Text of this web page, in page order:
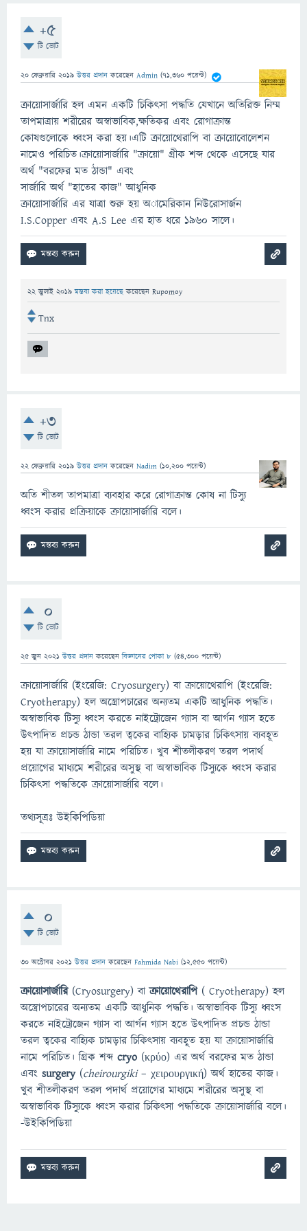
+5
টি ভোট
20 ফেব্রুয়ারি 2019 উত্তর প্রদান করেছেন Admin (71,360 পয়েন্ট)
ক্রায়োসার্জারি হল এমন একটি চিকিৎসা পদ্ধতি যেখানে অতিরিক্ত নিম্ম
তাপমাত্রায় শরীরের অস্বাভাবিক,ক্ষতিকর এবং রোগাক্রান্ত
কোষগুলোকে ধ্বংস করা হয়।এটি ক্রায়োথেরাপি বা ক্রায়োবোলেশন
নামেও পরিচিত।ক্রায়োসার্জারি "ক্রায়ো" গ্রীক শব্দ থেকে এসেছে যার
অর্থ "বরফের মত ঠান্ডা" এবং
সার্জারি অর্থ "হাতের কাজ" আধুনিক
ক্রায়োসার্জারি এর যাত্রা শুরু হয় অামেরিকান নিউরোসার্জন
I.S.Copper এবং A.S Lee এর হাত ধরে ১৯৬০ সালে।
22 জুলাই 2019 মন্তব্য করা হয়েছেকরেছেন Rupomoy
Tnx
+3
টি ভোট
22 ফেব্রুয়ারি 2019 উত্তর প্রদান করেছেন Nadim (10,200 পয়েন্ট)
অতি শীতল তাপমাত্রা ব্যবহার করে রোগাক্রান্ত কোষ না টিস্যু
ধ্বংস করার প্রক্রিয়াকে ক্রায়োসার্জারি বলে।
0
টি ভোট
25 জুন 2021 উত্তর প্রদান করেছেনবিজ্ঞানের পোকা ৮ (54,300 পয়েন্ট)
ক্রায়োসার্জারি (ইংরেজি: Cryosurgery) বা ক্রায়োথেরাপি (ইংরেজি:
Cryotherapy) হল অস্ত্রোপচারের অন্যতম একটি আধুনিক পদ্ধতি।
অস্বাভাবিক টিস্যু ধ্বংস করতে নাইট্রোজেন গ্যাস বা আর্গন গ্যাস হতে
উৎপাদিত প্রচন্ড ঠান্ডা তরল ত্বকের বাহ্যিক চামড়ার চিকিৎসায় ব্যবহূত
হয় যা ক্রায়োসার্জারি নামে পরিচিত। খুব শীতলীকরণ তরল পদার্থ
প্রয়োগের মাধ্যমে শরীরের অসুস্থ বা অস্বাভাবিক টিস্যুকে ধ্বংস করার
চিকিৎসা পদ্ধতিকে ক্রায়োসার্জারি বলে।
তথ্যসূত্রঃ উইকিপিডিয়া
0
টি ভোট
30 অক্টোবর 2021 উত্তর প্রদান করেছেন Fahmida Nabi (12,550 পয়েন্ট)
ক্রায়োসার্জারি(Cryosurgery) বাক্রায়োথেরাপি( Cryotherapy) হল
অস্ত্রোপচারের অন্যতম একটি আধুনিক পদ্ধতি। অস্বাভাবিক টিস্যু ধ্বংস
করতে নাইট্রোজেন গ্যাস বা আর্গন গ্যাস হতে উৎপাদিত প্রচন্ড ঠান্ডা
তরল ত্বকের বাহ্যিক চামড়ার চিকিৎসায় ব্যবহূত হয় যা ক্রায়োসার্জারি
নামে পরিচিত। গ্রিক শব্দ cryo (κρύο) এর অর্থ বরফের মত ঠান্ডা
এবং surgery(cheirourgiki– χειρουργική) অর্থ হাতের কাজ।
খুব শীতলীকরণ তরল পদার্থ প্রয়োগের মাধ্যমে শরীরের অসুস্থ বা
অস্বাভাবিক টিস্যুকে ধ্বংস করার চিকিৎসা পদ্ধতিকে ক্রায়োসার্জারি বলে।
-উইকিপিডিয়া